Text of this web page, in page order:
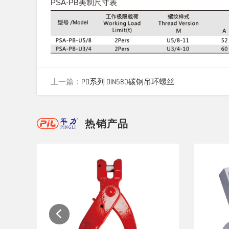
PSA-PB美制尺寸表
上一篇： PD系列 DIN580碳钢吊环螺丝
热销产品